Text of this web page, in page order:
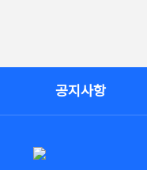
공지사항